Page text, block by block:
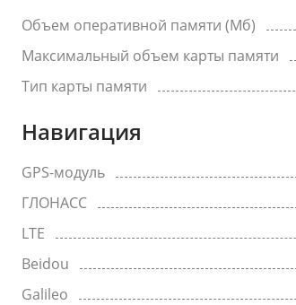
Объем оперативной памяти (Мб)
Максимальный объем карты памяти
Тип карты памяти
Навигация
GPS-модуль
ГЛОНАСС
LTE
Beidou
Galileo